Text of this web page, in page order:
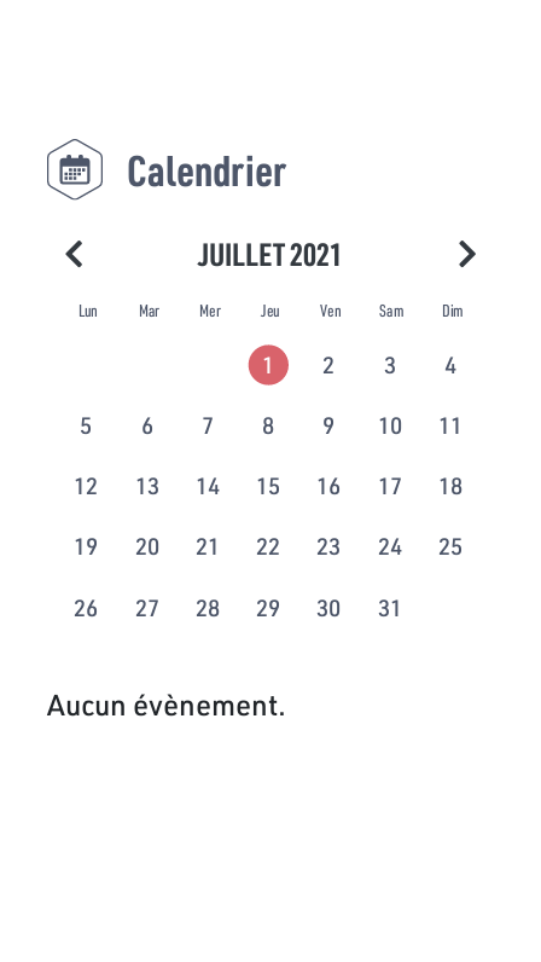
Calendrier
JUILLET 2021
Lun Mar Mer Jeu Ven Sam Dim
1 2 3 4
5 6 7 8 9 10 11
12 13 14 15 16 17 18
19 20 21 22 23 24 25
26 27 28 29 30 31
Aucun évènement.